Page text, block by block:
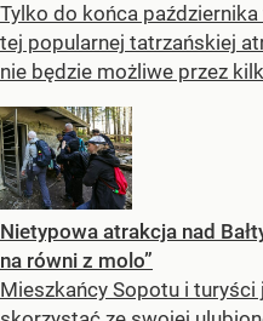
Tylko do końca
tej popularnej tatrzańskiej
nie będzie możliwe przez
Nietypowa atrakcja nad
na równi z molo”
Mieszkańcy Sopotu i